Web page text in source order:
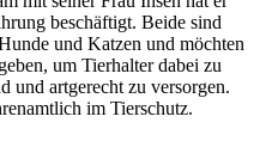
beschäftigt. Beide sind
und Katzen und möchten
um Tierhalter dabei zu
und artgerecht zu versorgen.
im Tierschutz.